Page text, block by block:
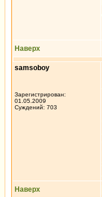
Наверх
samsoboy
Зарегистрирован:
01.05.2009
Суждений: 703
Наверх